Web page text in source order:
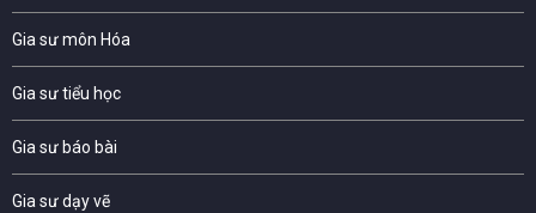
Gia sư môn Hóa
Gia sư tiểu học
Gia sư báo bài
Gia sư dạy vẽ